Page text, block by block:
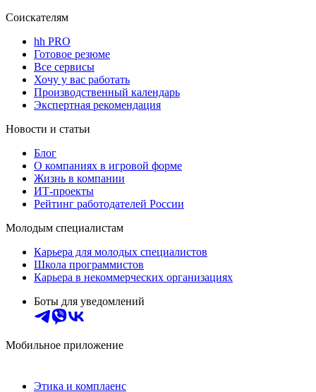
Соискателям
hh PRO
Готовое резюме
Все сервисы
Хочу у вас работать
Производственный календарь
Экспертная рекомендация
Новости и статьи
Блог
О компаниях в игровой форме
Жизнь в компании
ИТ-проекты
Рейтинг работодателей России
Молодым специалистам
Карьера для молодых специалистов
Школа программистов
Карьера в некоммерческих организациях
Боты для уведомлений
Мобильное приложение
Этика и комплаенс